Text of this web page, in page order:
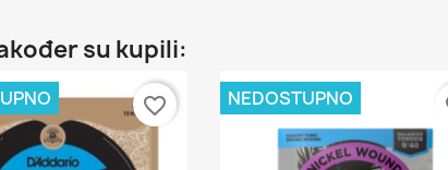
su kupili:
favorite_border NEDOSTUPNO